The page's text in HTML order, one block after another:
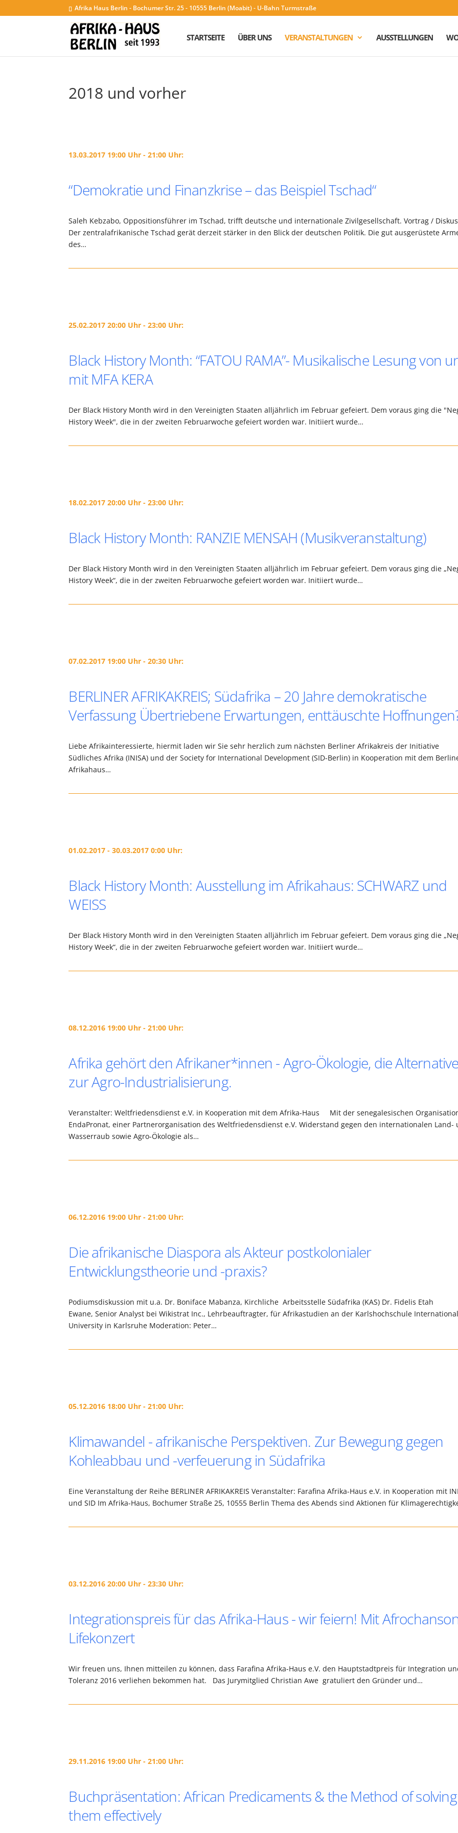
Afrika Haus Berlin - Bochumer Str. 25 - 10555 Berlin (Moabit) - U-Bahn Turmstraße
STARTSEITE ÜBER UNS VERANSTALTUNGEN AUSSTELLUNGEN
2018 und vorher
13.03.2017 19:00 Uhr - 21:00 Uhr:
“Demokratie und Finanzkrise – das Beispiel Tschad“
Saleh Kebzabo, Oppositionsführer im Tschad, trifft deutsche und internationale Zivilgesellschaft. Vortrag /
Der zentralafrikanische Tschad gerät derzeit stärker in den Blick der deutschen Politik. Die gut ausgerüstete
des…
25.02.2017 20:00 Uhr - 23:00 Uhr:
Black History Month: “FATOU RAMA”- Musikalische Lesung von
mit MFA KERA
Der Black History Month wird in den Vereinigten Staaten alljährlich im Februar gefeiert. Dem voraus ging die
History Week", die in der zweiten Februarwoche gefeiert worden war. Initiiert wurde…
18.02.2017 20:00 Uhr - 23:00 Uhr:
Black History Month: RANZIE MENSAH (Musikveranstaltung)
Der Black History Month wird in den Vereinigten Staaten alljährlich im Februar gefeiert. Dem voraus ging die
History Week“, die in der zweiten Februarwoche gefeiert worden war. Initiiert wurde…
07.02.2017 19:00 Uhr - 20:30 Uhr:
BERLINER AFRIKAKREIS; Südafrika – 20 Jahre demokratische
Verfassung Übertriebene Erwartungen, enttäuschte
Liebe Afrikainteressierte, hiermit laden wir Sie sehr herzlich zum nächsten Berliner Afrikakreis der Initiative
Südliches Afrika (INISA) und der Society for International Development (SID-Berlin) in Kooperation mit dem
Afrikahaus…
01.02.2017 - 30.03.2017 0:00 Uhr:
Black History Month: Ausstellung im Afrikahaus: SCHWARZ und
WEISS
Der Black History Month wird in den Vereinigten Staaten alljährlich im Februar gefeiert. Dem voraus ging die
History Week“, die in der zweiten Februarwoche gefeiert worden war. Initiiert wurde…
08.12.2016 19:00 Uhr - 21:00 Uhr:
Afrika gehört den Afrikaner*innen - Agro-Ökologie, die
zur Agro-Industrialisierung.
Veranstalter: Weltfriedensdienst e.V. in Kooperation mit dem Afrika-Haus Mit der senegalesischen
EndaPronat, einer Partnerorganisation des Weltfriedensdienst e.V. Widerstand gegen den internationalen Land-
Wasserraub sowie Agro-Ökologie als…
06.12.2016 19:00 Uhr - 21:00 Uhr:
Die afrikanische Diaspora als Akteur postkolonialer
Entwicklungstheorie und -praxis?
Podiumsdiskussion mit u.a. Dr. Boniface Mabanza, Kirchliche Arbeitsstelle Südafrika (KAS) Dr. Fidelis Etah
Ewane, Senior Analyst bei Wikistrat Inc., Lehrbeauftragter, für Afrikastudien an der Karlshochschule
University in Karlsruhe Moderation: Peter…
05.12.2016 18:00 Uhr - 21:00 Uhr:
Klimawandel - afrikanische Perspektiven. Zur Bewegung gegen
Kohleabbau und -verfeuerung in Südafrika
Eine Veranstaltung der Reihe BERLINER AFRIKAKREIS Veranstalter: Farafina Afrika-Haus e.V. in Kooperation mit
und SID Im Afrika-Haus, Bochumer Straße 25, 10555 Berlin Thema des Abends sind Aktionen für
03.12.2016 20:00 Uhr - 23:30 Uhr:
Integrationspreis für das Afrika-Haus - wir feiern! Mit
Lifekonzert
Wir freuen uns, Ihnen mitteilen zu können, dass Farafina Afrika-Haus e.V. den Hauptstadtpreis für Integration
Toleranz 2016 verliehen bekommen hat. Das Jurymitglied Christian Awe gratuliert den Gründer und…
29.11.2016 19:00 Uhr - 21:00 Uhr:
Buchpräsentation: African Predicaments & the Method of solving
them effectively